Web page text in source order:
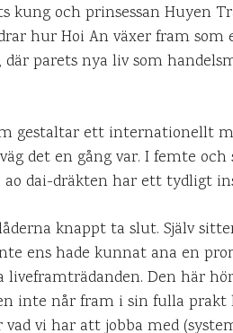
och prinsessan Huyen
hur Hoi An växer fram som
parets nya liv som
gestaltar ett internationellt
det en gång var. I femte och
dai-dräkten har ett tydligt
knappt ta slut. Själv
ens hade kunnat ana en
Den här
inte når fram i sin fulla prakt
vi har att jobba med